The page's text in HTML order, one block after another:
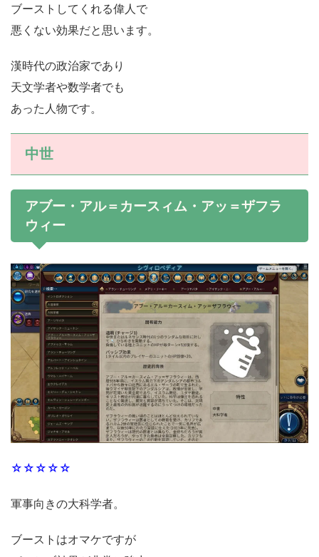
ブーストしてくれる偉人で
悪くない効果だと思います。
漢時代の政治家であり
天文学者や数学者でも
あった人物です。
中世
アブー・アル＝カースィム・アッ＝ザフラ
ウィー
☆☆☆☆☆
軍事向きの大科学者。
ブーストはオマケですが